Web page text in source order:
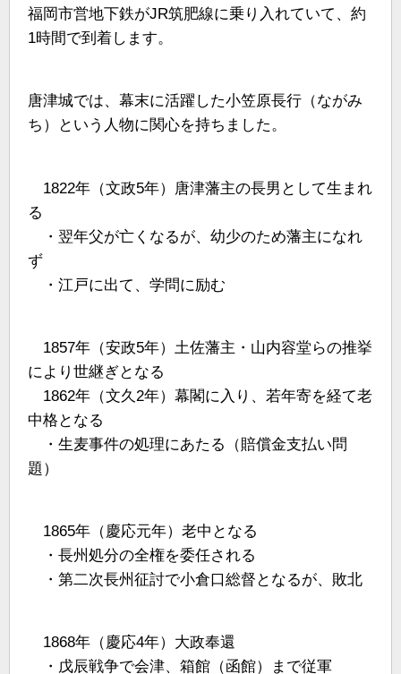
福岡市営地下鉄がJR筑肥線に乗り入れていて、約
1時間で到着します。
唐津城では、幕末に活躍した小笠原長行（ながみ
ち）という人物に関心を持ちました。
1822年（文政5年）唐津藩主の長男として生まれ
る
・翌年父が亡くなるが、幼少のため藩主になれ
ず
・江戸に出て、学問に励む
1857年（安政5年）土佐藩主・山内容堂らの推挙
により世継ぎとなる
1862年（文久2年）幕閣に入り、若年寄を経て老
中格となる
・生麦事件の処理にあたる（賠償金支払い問
題）
1865年（慶応元年）老中となる
・長州処分の全権を委任される
・第二次長州征討で小倉口総督となるが、敗北
1868年（慶応4年）大政奉還
・戊辰戦争で会津、箱館（函館）まで従軍